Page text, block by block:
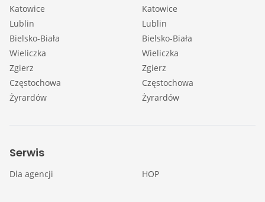
Katowice
Lublin
Bielsko-Biała
Wieliczka
Zgierz
Częstochowa
Żyrardów
Katowice
Lublin
Bielsko-Biała
Wieliczka
Zgierz
Częstochowa
Żyrardów
Serwis
Dla agencji HOP